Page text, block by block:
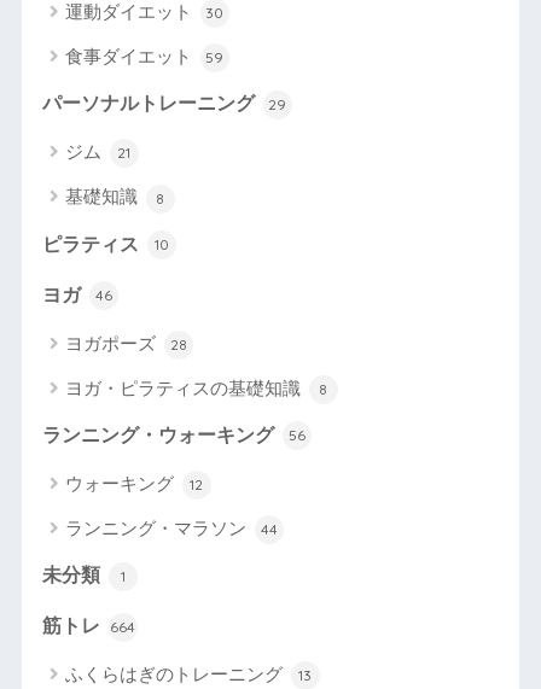
運動ダイエット 30
食事ダイエット 59
パーソナルトレーニング 29
ジム 21
基礎知識 8
ピラティス 10
ヨガ 46
ヨガポーズ 28
ヨガ・ピラティスの基礎知識 8
ランニング・ウォーキング 56
ウォーキング 12
ランニング・マラソン 44
未分類 1
筋トレ 664
ふくらはぎのトレーニング 13